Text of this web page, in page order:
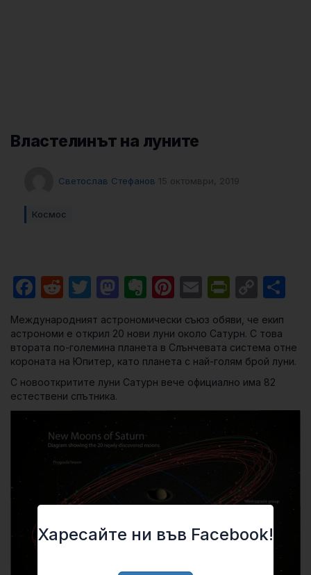
Властелинът на луните
Светослав Стефанов 15 октомври, 2019
Космос
Facebook
RedditTwitter
Mastodon
Evernote
Pinterest
Email
Международният астрономически съюз обяви, че екип
астрономи е открил 20 нови луни около Сатурн. С това
втората по-големина планета в Слънчевата система отне
короната на Юпитер, като планета с най-голям брой луни.
С новооткритите луни Сатурн вече официално има 82
естествени спътника.
Харесайте ни във Facebook!